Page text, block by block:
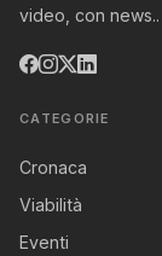
video, con news..
CATEGORIE
Cronaca
Viabilità
Eventi